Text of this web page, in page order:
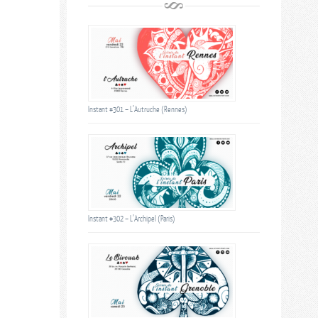
Instant #301 – L’Autruche (Rennes)
Instant #302 – L’Archipel (Paris)